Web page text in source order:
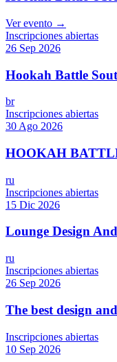
Ver evento →
Inscripciones abiertas
26 Sep 2026
Hookah Battle
br
Inscripciones abiertas
30 Ago 2026
HOOKAH
ru
Inscripciones abiertas
15 Dic 2026
Lounge Design
ru
Inscripciones abiertas
26 Sep 2026
The best design
Inscripciones abiertas
10 Sep 2026